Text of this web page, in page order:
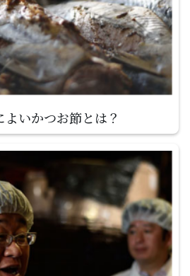
いかつお節とは？